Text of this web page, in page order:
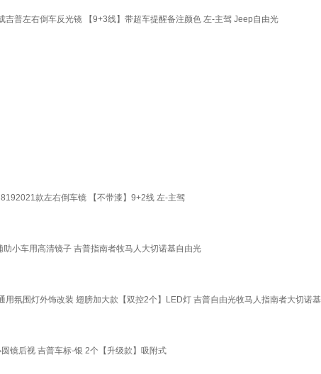
普左右倒车反光镜 【9+3线】带超车提醒备注颜色 左-主驾 Jeep自由光
款左右倒车镜 【不带漆】9+2线 左-主驾
小车用高清镜子 吉普指南者牧马人大切诺基自由光
氛围灯外饰改装 翅膀加大款【双控2个】LED灯 吉普自由光牧马人指南者大切诺基
镜后视 吉普车标-银 2个【升级款】吸附式